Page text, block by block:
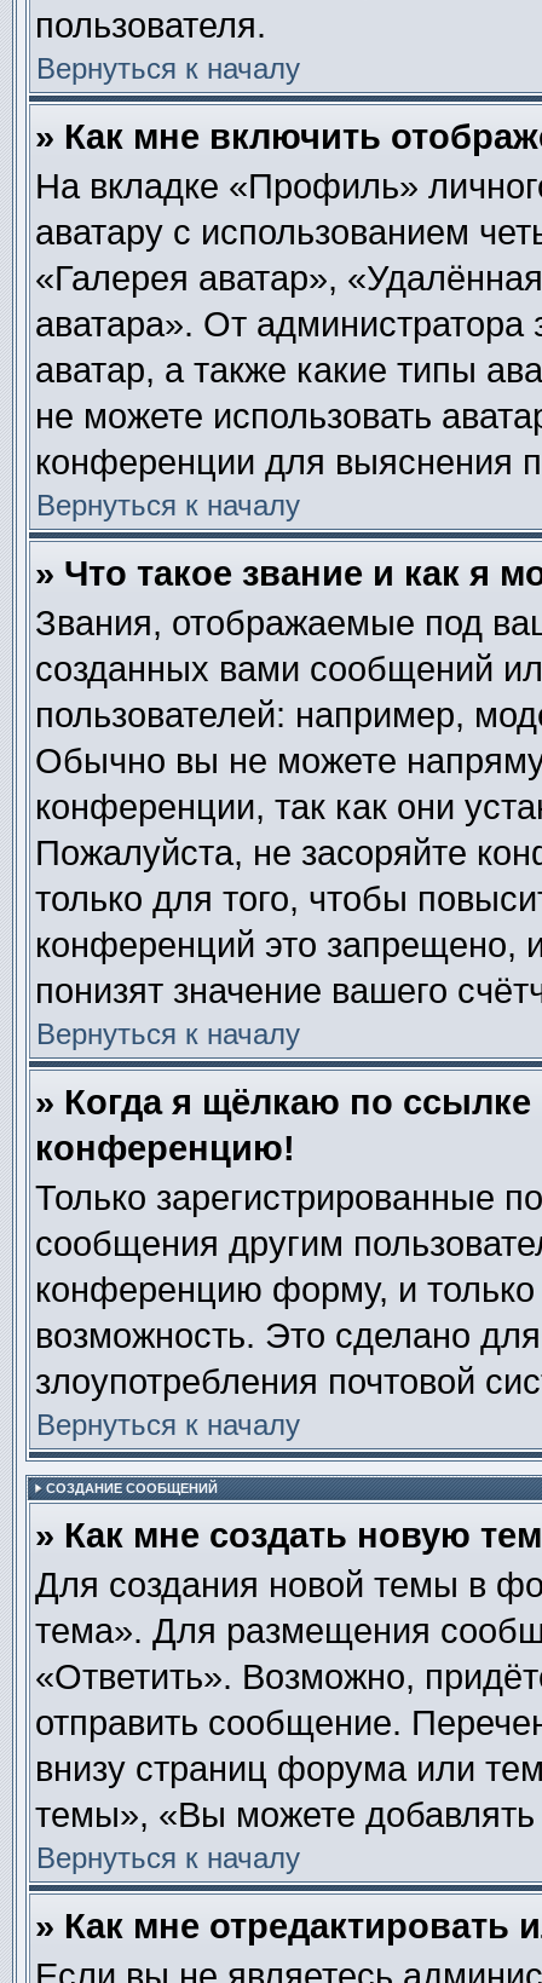
пользователя.
Вернуться к началу
» Как мне включить
На вкладке «Профиль»
аватару с использованием
«Галерея аватар»,
аватара». От администратора
аватар, а также какие типы
не можете использовать
конференции для выяснения
Вернуться к началу
» Что такое звание и как я
Звания, отображаемые под
созданных вами сообщений
пользователей: например,
Обычно вы не можете
конференции, так как они
Пожалуйста, не засоряйте
только для того, чтобы
конференций это запрещено,
понизят значение вашего
Вернуться к началу
» Когда я щёлкаю по
конференцию!
Только зарегистрированные
сообщения другим
конференцию форму, и
возможность. Это сделано
злоупотребления почтовой
Вернуться к началу
СОЗДАНИЕ СООБЩЕНИЙ
» Как мне создать новую
Для создания новой темы в
тема». Для размещения
«Ответить». Возможно,
отправить сообщение.
внизу страниц форума или
темы», «Вы можете добавлять
Вернуться к началу
» Как мне отредактировать